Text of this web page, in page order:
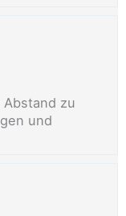
zu
und